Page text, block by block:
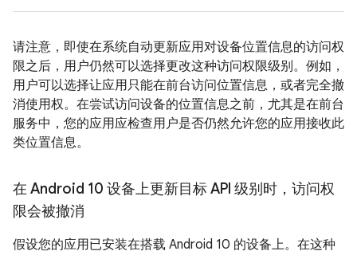
请注意，即使在系统自动更新应用对设备位置信息的访问权
限之后，用户仍然可以选择更改这种访问权限级别。例如，
用户可以选择让应用只能在前台访问位置信息，或者完全撤
消使用权。在尝试访问设备的位置信息之前，尤其是在前台
服务中，您的应用应检查用户是否仍然允许您的应用接收此
类位置信息。
在 Android 10 设备上更新目标 API 级别时，访问权
限会被撤消
假设您的应用已安装在搭载 Android 10 的设备上。在这种